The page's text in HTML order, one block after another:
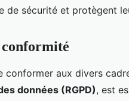
de sécurité et protègent
conformité
conformer aux divers
données (RGPD), est